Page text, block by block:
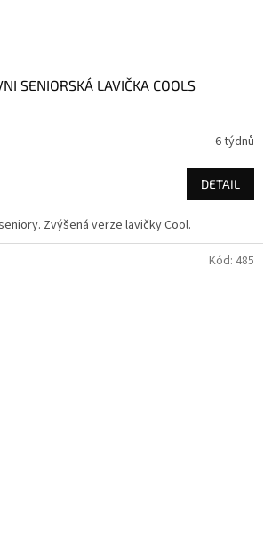
SENIORSKÁ LAVIČKA COOLS
6 týdnů
DETAIL
Zvýšená verze lavičky Cool.
Kód: 485